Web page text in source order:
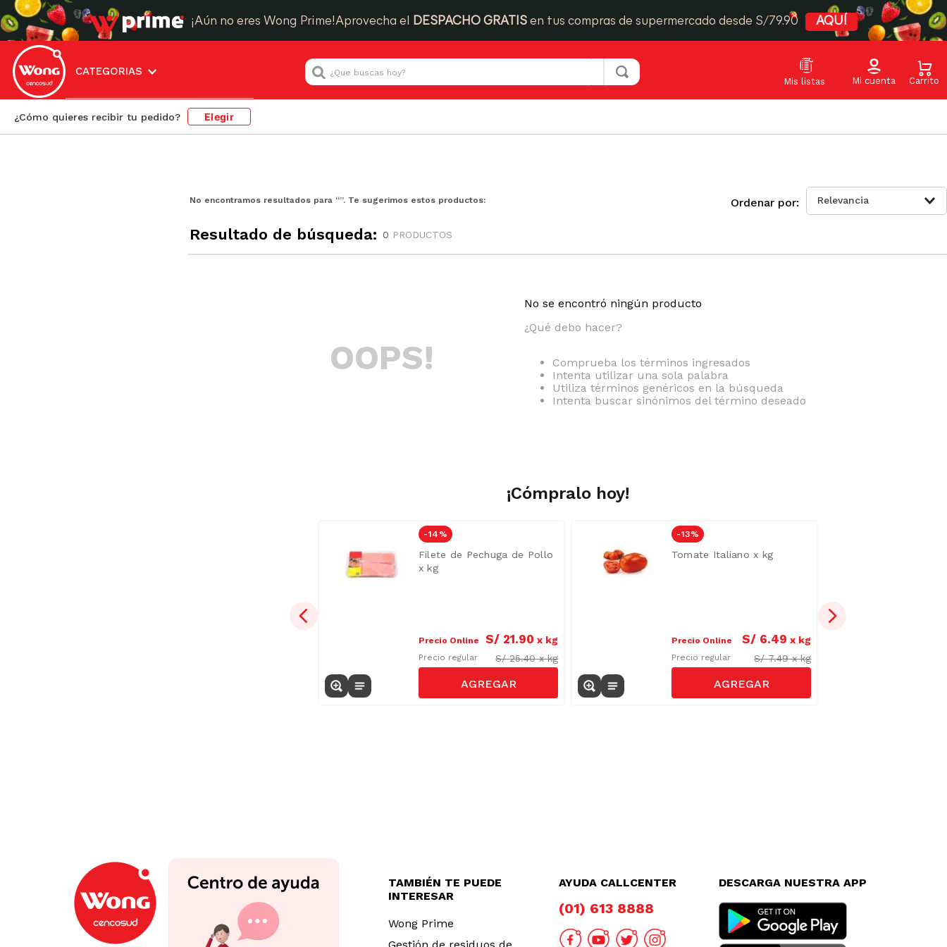
¡Aún no eres Wong Prime!Aprovecha el DESPACHO GRATIS en tus compras de supermercado desde S/79.90 AQUÍ
CATEGORIAS
¿Que buscas hoy?
¿Cómo quieres recibir tu pedido? Elegir
No encontramos resultados para “”. Te sugerimos estos productos:
Resultado de búsqueda: 0 PRODUCTOS
Relevancia
OOPS!
No se encontró ningún producto
¿Qué debo hacer?
Comprueba los términos ingresados
Intenta utilizar una sola palabra
Utiliza términos genéricos en la búsqueda
Intenta buscar sinónimos del término deseado
¡Cómpralo hoy!
-14 %
Filete de Pechuga de Pollo
x kg
Precio Online S/ 21.90 x kg
Precio regular S/25.40xkg
-13 %
Tomate Italiano x kg
Precio Online S/ 6.49 x kg
Precio regular S/7.49xkg
TAMBIÉN TE PUEDE
INTERESAR
Wong Prime
AYUDA CALLCENTER
(01) 613 8888
DESCARGA NUESTRA APP